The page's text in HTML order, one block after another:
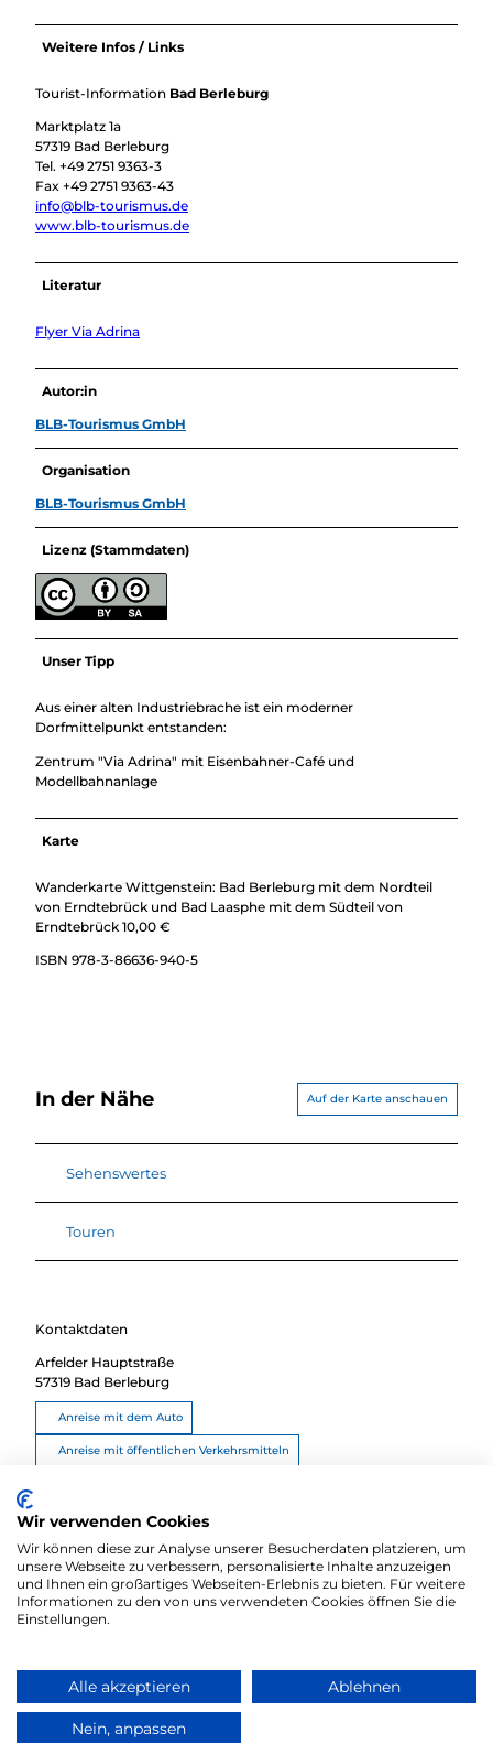
Weitere Infos / Links
Tourist-Information Bad Berleburg
Marktplatz 1a
57319 Bad Berleburg
Tel. +49 2751 9363-3
Fax +49 2751 9363-43
info@blb-tourismus.de
www.blb-tourismus.de
Literatur
Flyer Via Adrina
Autor:in
BLB-Tourismus GmbH
Organisation
BLB-Tourismus GmbH
Lizenz (Stammdaten)
Unser Tipp
Aus einer alten Industriebrache ist ein moderner
Dorfmittelpunkt entstanden:
Zentrum "Via Adrina" mit Eisenbahner-Café und
Modellbahnanlage
Karte
Wanderkarte Wittgenstein: Bad Berleburg mit dem Nordteil
von Erndtebrück und Bad Laasphe mit dem Südteil von
Erndtebrück 10,00 €
ISBN 978-3-86636-940-5
In der Nähe Auf der Karte anschauen
Sehenswertes
Touren
Kontaktdaten
Arfelder Hauptstraße
57319 Bad Berleburg
Anreise mit dem Auto
Anreise mit öffentlichen Verkehrsmitteln
Zum Partnerbereich
Wir verwenden Cookies
Wir können diese zur Analyse unserer Besucherdaten platzieren, um
unsere Webseite zu verbessern, personalisierte Inhalte anzuzeigen
und Ihnen ein großartiges Webseiten-Erlebnis zu bieten. Für weitere
Informationen zu den von uns verwendeten Cookies öffnen Sie die
Einstellungen.
Alle akzeptieren Ablehnen
Nein, anpassen